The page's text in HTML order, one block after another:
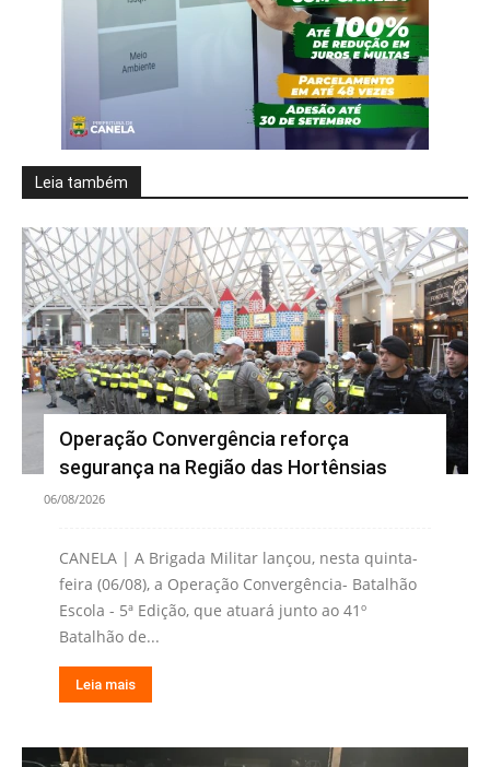
Leia também
Operação Convergência reforça
segurança na Região das Hortênsias
06/08/2026
CANELA | A Brigada Militar lançou, nesta quinta-
feira (06/08), a Operação Convergência- Batalhão
Escola - 5ª Edição, que atuará junto ao 41º
Batalhão de...
Leia mais